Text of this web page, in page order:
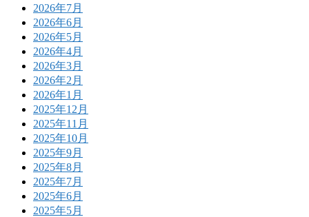
2026年7月
2026年6月
2026年5月
2026年4月
2026年3月
2026年2月
2026年1月
2025年12月
2025年11月
2025年10月
2025年9月
2025年8月
2025年7月
2025年6月
2025年5月